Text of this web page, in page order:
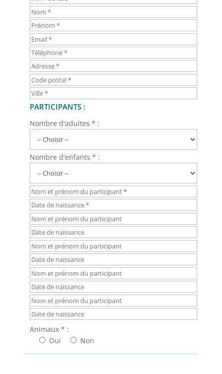
PARTICIPANTS :
Nombre d'adultes * :
Nombre d'enfants * :
Animaux * :
Oui
Non